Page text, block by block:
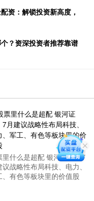
资：解锁投资新高度，
？资深投资者推荐靠谱
里什么是超配 银河证券：7
议战略性布局科技、电力、
、有色等板块里的价值股